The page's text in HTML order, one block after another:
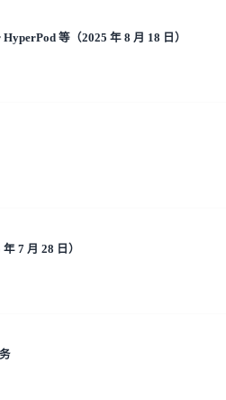
等（2025 年 8 月 18 日）
7 月 28 日）